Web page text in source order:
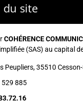
du site
COHÉRENCE
(SAS) au capital
Peupliers, 35510
529 885